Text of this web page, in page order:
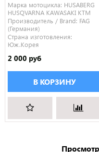
Марка мотоцикла: HUSABERG
HUSQVARNA KAWASAKI KTM
Производитель / Brand: FAG
(Германия)
Страна изготовления:
Юж.Корея
2 000 руб
В КОРЗИНУ